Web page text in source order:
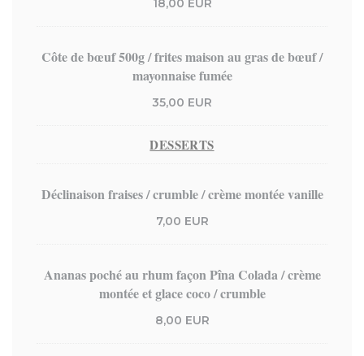
18,00 EUR
Côte de bœuf 500g / frites maison au gras de bœuf /
mayonnaise fumée
35,00 EUR
DESSERTS
Déclinaison fraises / crumble / crème montée vanille
7,00 EUR
Ananas poché au rhum façon Pîna Colada / crème
montée et glace coco / crumble
8,00 EUR